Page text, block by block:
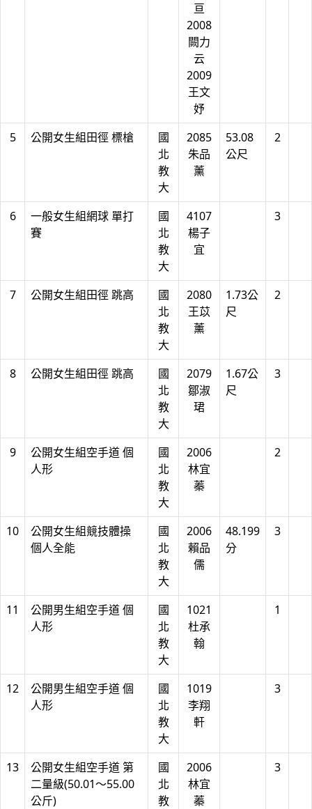
亘
2008
闕力
云
2009
王文
妤
5 公開女生組田徑 標槍
國
北
教
大
2085
朱品
薰
53.08
公尺
2
6
一般女生組網球 單打
賽
國
北
教
大
4107
楊子
宜
3
7 公開女生組田徑 跳高
國
北
教
大
2080
王苡
薰
1.73公
尺
2
8 公開女生組田徑 跳高
國
北
教
大
2079
鄒淑
珺
1.67公
尺
3
9
公開女生組空手道 個
人形
國
北
教
大
2006
林宜
蓁
2
10
公開女生組競技體操
個人全能
國
北
教
大
2006
賴品
儒
48.199
分
3
11
公開男生組空手道 個
人形
國
北
教
大
1021
杜承
翰
1
12
公開男生組空手道 個
人形
國
北
教
大
1019
李翔
軒
3
13
公開女生組空手道 第
二量級(50.01～55.00
公斤)
國
北
教
2006
林宜
蓁
3